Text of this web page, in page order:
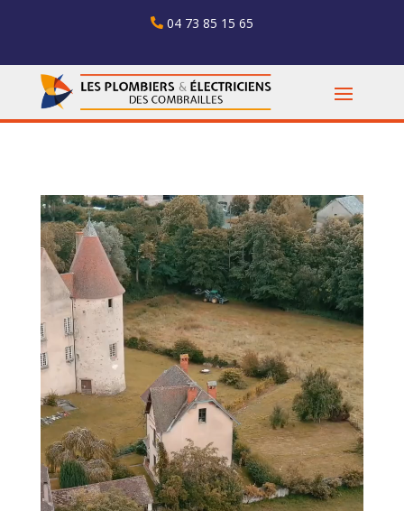
04 73 85 15 65